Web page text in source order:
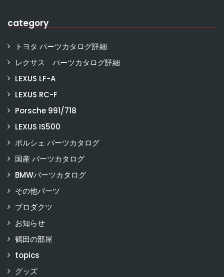
category
トヨタ パーツカタログ詳細
レクサス パーツカタログ詳細
LEXUS LF-A
LEXUS RC-F
Porsche 991/718
LEXUS IS500
ポルシェ パーツカタログ
国産 パーツカタログ
BMWパーツカタログ
その他パーツ
プロダクツ
お知らせ
鶴田の部屋
topics
グッズ